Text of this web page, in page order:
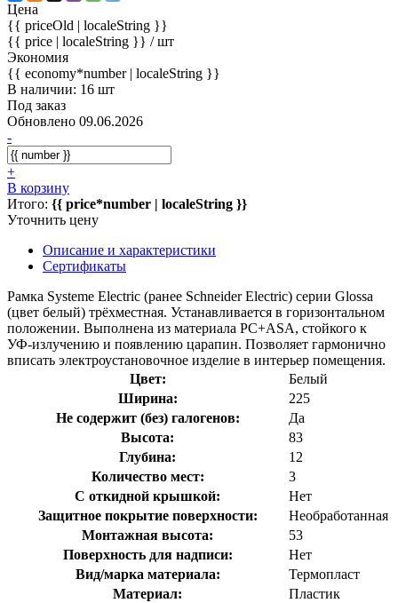
Цена
{{ priceOld | localeString }}
{{ price | localeString }} / шт
Экономия
{{ economy*number | localeString }}
В наличии: 16 шт
Под заказ
Обновлено 09.06.2026
-
+
В корзину
Итого: {{ price*number | localeString }}
Уточнить цену
Описание и характеристики
Сертификаты
Рамка Systeme Electric (ранее Schneider Electric) серии Glossa
(цвет белый) трёхместная. Устанавливается в горизонтальном
положении. Выполнена из материала PС+ASA, стойкого к
УФ-излучению и появлению царапин. Позволяет гармонично
вписать электроустановочное изделие в интерьер помещения.
Цвет:
Белый
Ширина:
225
Не содержит (без) галогенов:
Да
Высота:
83
Глубина:
12
Количество мест:
3
С откидной крышкой:
Нет
Защитное покрытие поверхности:
Необработанная
Монтажная высота:
53
Поверхность для надписи:
Нет
Вид/марка материала:
Термопласт
Материал:
Пластик